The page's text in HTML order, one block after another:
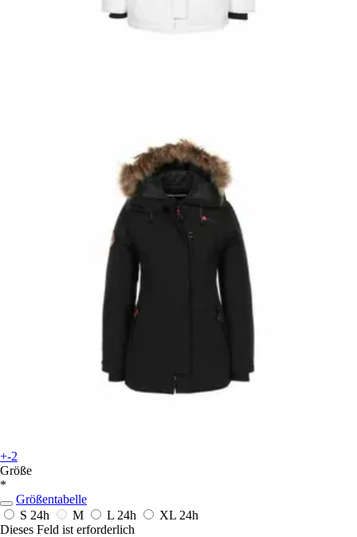
+-2
Größe
*
Größentabelle
S 24h M L 24h XL 24h
Dieses Feld ist erforderlich